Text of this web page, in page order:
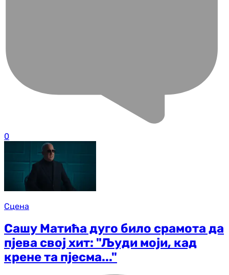
0
Сцена
Сашу Матића дуго било срамота да
пјева свој хит: "Људи моји, кад
крене та пјесма..."